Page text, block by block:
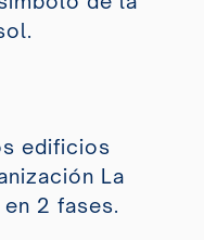
edificios
La
2 fases.